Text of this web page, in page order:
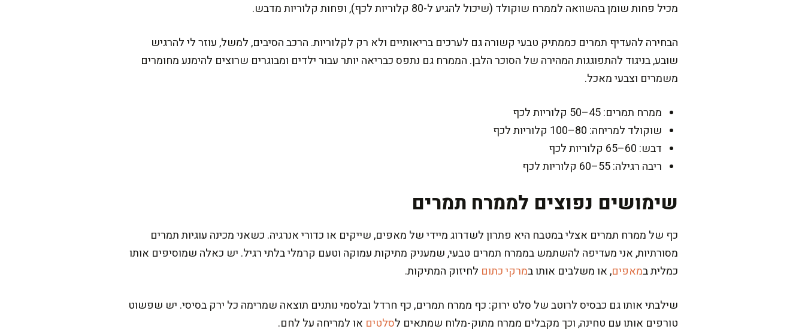
מכיל פחות שומן בהשוואה לממרח שוקולד (שיכול להגיע ל-80 קלוריות לכף), ופחות קלוריות מדבש.
הבחירה להעדיף תמרים כממתיק טבעי קשורה גם לערכים בריאותיים ולא רק לקלוריות. הרכב הסיבים, למשל, עוזר לי להרגיש
שובע, בניגוד להתפוגגות המהירה של הסוכר הלבן. הממרח גם נתפס כבריאה יותר עבור ילדים ומבוגרים שרוצים להימנע מחומרים
משמרים וצבעי מאכל.
ממרח תמרים: 45–50 קלוריות לכף
שוקולד למריחה: 80–100 קלוריות לכף
דבש: 60–65 קלוריות לכף
ריבה רגילה: 55–60 קלוריות לכף
שימושים נפוצים לממרח תמרים
כף של ממרח תמרים אצלי במטבח היא פתרון לשדרוג מיידי של מאפים, שייקים או כדורי אנרגיה. כשאני מכינה עוגיות תמרים
מסורתיות, אני מעדיפה להשתמש בממרח תמרים טבעי, שמעניק מתיקות עמוקה וטעם קרמלי בלתי רגיל. יש כאלה שמוסיפים אותו
כמלית במאפים, או משלבים אותו במרקי כתום לחיזוק המתיקות.
שילבתי אותו גם כבסיס לרוטב של סלט ירוק: כף ממרח תמרים, כף חרדל ובלסמי נותנים תוצאה שמרימה כל ירק בסיסי. יש שפשוט
טורפים אותו עם טחינה, וכך מקבלים ממרח מתוק-מלוח שמתאים לסלטים או למריחה על לחם.